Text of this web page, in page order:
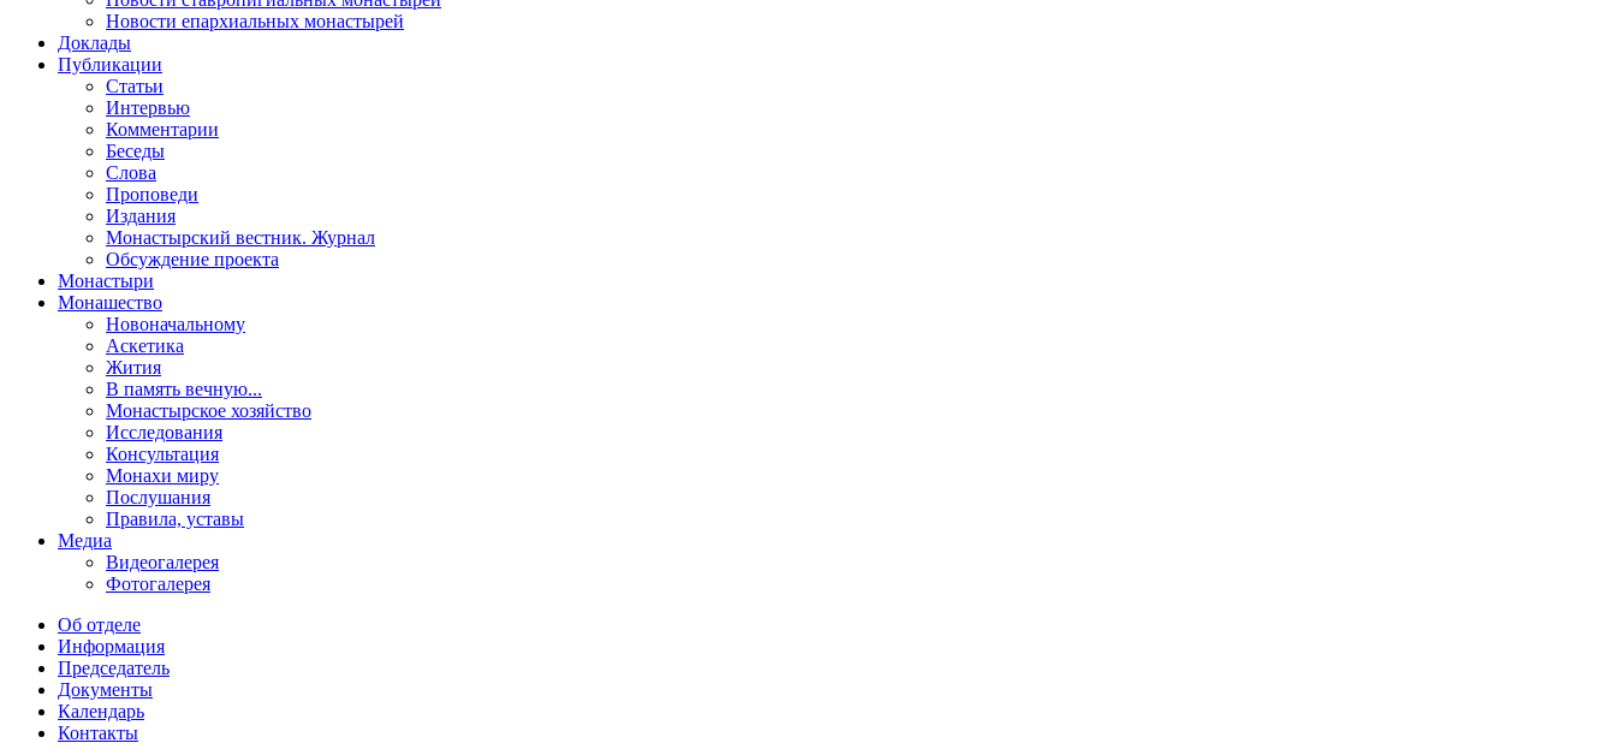
Новости епархиальных монастырей
Доклады
Публикации
Статьи
Интервью
Комментарии
Беседы
Слова
Проповеди
Издания
Монастырский вестник. Журнал
Обсуждение проекта
Монастыри
Монашество
Новоначальному
Аскетика
Жития
В память вечную...
Монастырское хозяйство
Исследования
Консультация
Монахи миру
Послушания
Правила, уставы
Медиа
Видеогалерея
Фотогалерея
Об отделе
Информация
Председатель
Документы
Календарь
Контакты